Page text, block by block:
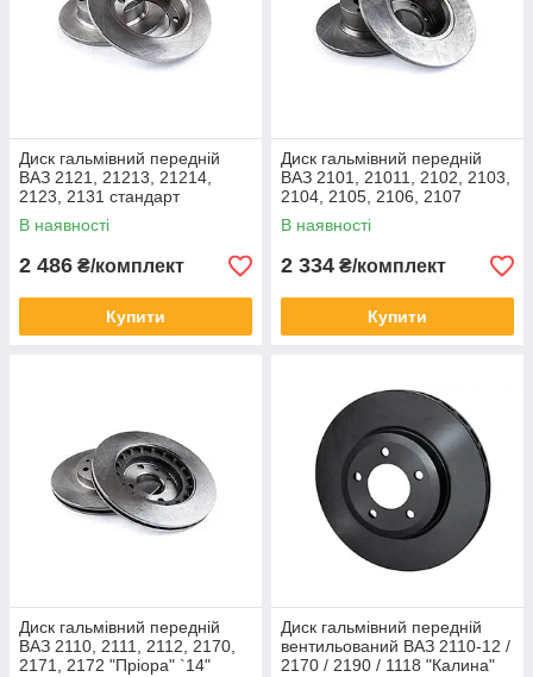
Диск гальмівний передній
ВАЗ 2121, 21213, 21214,
2123, 2131 стандарт
В наявності
2 486 ₴/комплект
Купити
Диск гальмівний передній
ВАЗ 2101, 21011, 2102, 2103,
2104, 2105, 2106, 2107
"Класика"
В наявності
2 334 ₴/комплект
Купити
Диск гальмівний передній
ВАЗ 2110, 2111, 2112, 2170,
2171, 2172 "Пріора" `14"
Диск гальмівний передній
вентильований ВАЗ 2110-12 /
2170 / 2190 / 1118 "Калина"